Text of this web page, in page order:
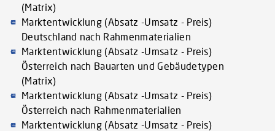
(Matrix)
Marktentwicklung (Absatz -Umsatz - Preis)
Deutschland nach Rahmenmaterialien
Marktentwicklung (Absatz -Umsatz - Preis)
Österreich nach Bauarten und Gebäudetypen
(Matrix)
Marktentwicklung (Absatz -Umsatz - Preis)
Österreich nach Rahmenmaterialien
Marktentwicklung (Absatz -Umsatz - Preis)